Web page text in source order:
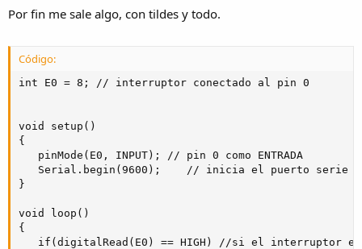
Por fin me sale algo, con tildes y todo.
Código:
int E0 = 8; // interruptor conectado al pin 0
void setup()
{
   pinMode(E0, INPUT); // pin 0 como ENTRADA
Serial.begin(9600);    // inicia el puerto serie
}
void loop()
{
if(digitalRead(E0) == HIGH) //si el interruptor